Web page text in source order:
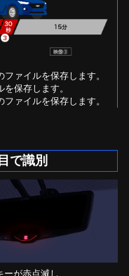
ァイルを保存します。
保存します。
ァイルを保存します。
で識別
が赤点滅し、